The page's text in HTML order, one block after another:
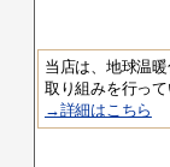
当店は、地球温
取り組みを行って
→詳細はこちら